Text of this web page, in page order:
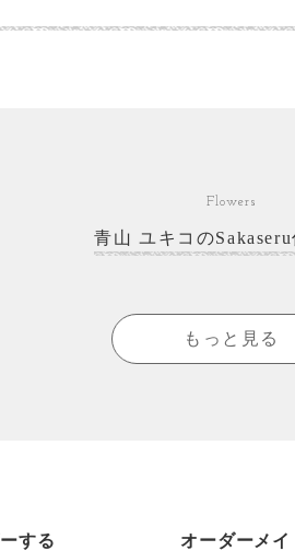
Flowers
青山 ユキコのSakaseru
もっと見る
する オーダーメイ